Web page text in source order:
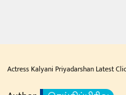
Actress Kalyani Priyadarshan Latest